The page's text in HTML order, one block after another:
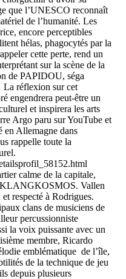
que l’UNESCO reconnaît
de l’humanité. Les
encore perceptibles
hélas, phagocytés par la
cette perte, rend un
sur la scène de la
de PAPIDOU, séga
La réflexion sur cet
engendrera peut-être un
et inspirera les arts
Argo paru sur YouTube et
Allemagne dans
rappelle toute la
calme de la capitale,
KLANGKOSMOS. Vallen
respecté à Rodrigues.
clans de musiciens de
percussionniste
la voix puissante avec un
membre, Ricardo
emblématique de l’île,
de la technique de jeu
depuis plusieurs